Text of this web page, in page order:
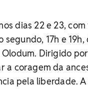
dias 22 e 23,
segundo, 17h e
Dirigido
a coragem da
pela liberdade.